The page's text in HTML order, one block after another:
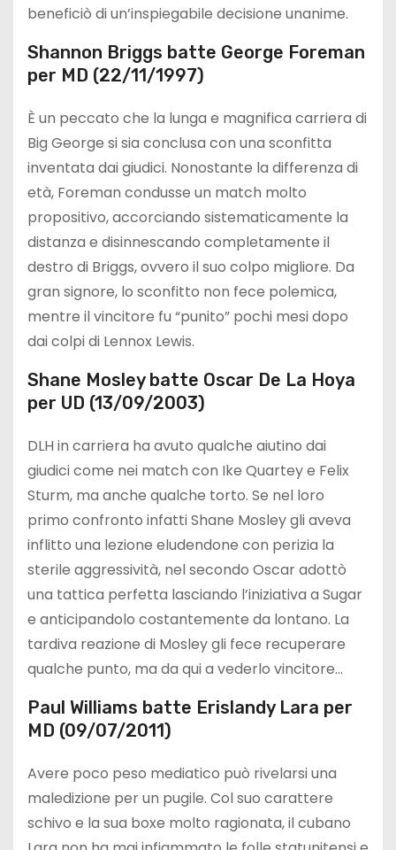
beneficiò di un’inspiegabile decisione unanime.
Shannon Briggs batte George Foreman
per MD (22/11/1997)
È un peccato che la lunga e magnifica carriera di
Big George si sia conclusa con una sconfitta
inventata dai giudici. Nonostante la differenza di
età, Foreman condusse un match molto
propositivo, accorciando sistematicamente la
distanza e disinnescando completamente il
destro di Briggs, ovvero il suo colpo migliore. Da
gran signore, lo sconfitto non fece polemica,
mentre il vincitore fu “punito” pochi mesi dopo
dai colpi di Lennox Lewis.
Shane Mosley batte Oscar De La Hoya
per UD (13/09/2003)
DLH in carriera ha avuto qualche aiutino dai
giudici come nei match con Ike Quartey e Felix
Sturm, ma anche qualche torto. Se nel loro
primo confronto infatti Shane Mosley gli aveva
inflitto una lezione eludendone con perizia la
sterile aggressività, nel secondo Oscar adottò
una tattica perfetta lasciando l’iniziativa a Sugar
e anticipandolo costantemente da lontano. La
tardiva reazione di Mosley gli fece recuperare
qualche punto, ma da qui a vederlo vincitore…
Paul Williams batte Erislandy Lara per
MD (09/07/2011)
Avere poco peso mediatico può rivelarsi una
maledizione per un pugile. Col suo carattere
schivo e la sua boxe molto ragionata, il cubano